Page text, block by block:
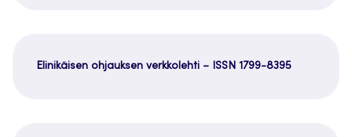
Elinikäisen ohjauksen verkkolehti – ISSN 1799-8395